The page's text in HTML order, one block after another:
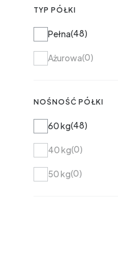
TYP PÓŁKI
Typ półki
Pełna 48
Ażurowa 0
NOŚNOŚĆ PÓŁKI
Nośność półki
60 kg 48
40 kg 0
50 kg 0